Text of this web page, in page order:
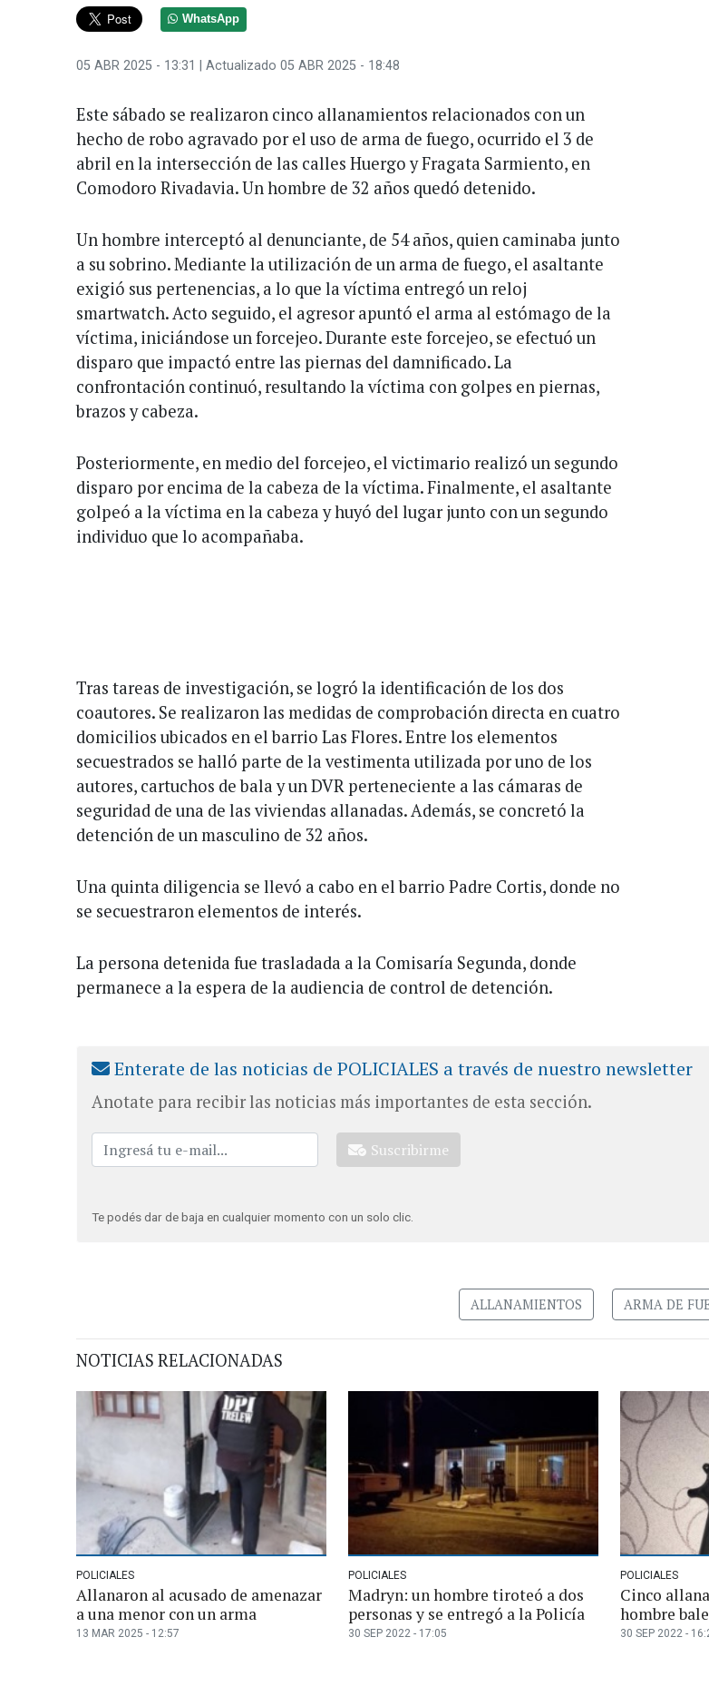
WhatsApp
05 ABR 2025 - 13:31 | Actualizado 05 ABR 2025 - 18:48
Este sábado se realizaron cinco allanamientos relacionados con un
hecho de robo agravado por el uso de arma de fuego, ocurrido el 3 de
abril en la intersección de las calles Huergo y Fragata Sarmiento, en
Comodoro Rivadavia. Un hombre de 32 años quedó detenido.
Un hombre interceptó al denunciante, de 54 años, quien caminaba junto
a su sobrino. Mediante la utilización de un arma de fuego, el asaltante
exigió sus pertenencias, a lo que la víctima entregó un reloj
smartwatch. Acto seguido, el agresor apuntó el arma al estómago de la
víctima, iniciándose un forcejeo. Durante este forcejeo, se efectuó un
disparo que impactó entre las piernas del damnificado. La
confrontación continuó, resultando la víctima con golpes en piernas,
brazos y cabeza.
Posteriormente, en medio del forcejeo, el victimario realizó un segundo
disparo por encima de la cabeza de la víctima. Finalmente, el asaltante
golpeó a la víctima en la cabeza y huyó del lugar junto con un segundo
individuo que lo acompañaba.
Tras tareas de investigación, se logró la identificación de los dos
coautores. Se realizaron las medidas de comprobación directa en cuatro
domicilios ubicados en el barrio Las Flores. Entre los elementos
secuestrados se halló parte de la vestimenta utilizada por uno de los
autores, cartuchos de bala y un DVR perteneciente a las cámaras de
seguridad de una de las viviendas allanadas. Además, se concretó la
detención de un masculino de 32 años.
Una quinta diligencia se llevó a cabo en el barrio Padre Cortis, donde no
se secuestraron elementos de interés.
La persona detenida fue trasladada a la Comisaría Segunda, donde
permanece a la espera de la audiencia de control de detención.
Enterate de las noticias de POLICIALES a través de nuestro newsletter
Anotate para recibir las noticias más importantes de esta sección.
Suscribirme
Te podés dar de baja en cualquier momento con un solo clic.
ALLANAMIENTOS ARMA DE
NOTICIAS RELACIONADAS
POLICIALES
Allanaron al acusado de amenazar
a una menor con un arma
13 MAR 2025 - 12:57
POLICIALES
Madryn: un hombre tiroteó a dos
personas y se entregó a la Policía
30 SEP 2022 - 17:05
POLICIALES
Cinco
hombre
30 SEP 2022 -